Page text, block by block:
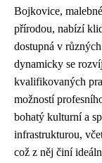
Bojkovice,
přírodou, nabízí
dostupná v
dynamicky se
kvalifikovaných
možností
bohatý kulturní a
infrastrukturou,
což z něj činí